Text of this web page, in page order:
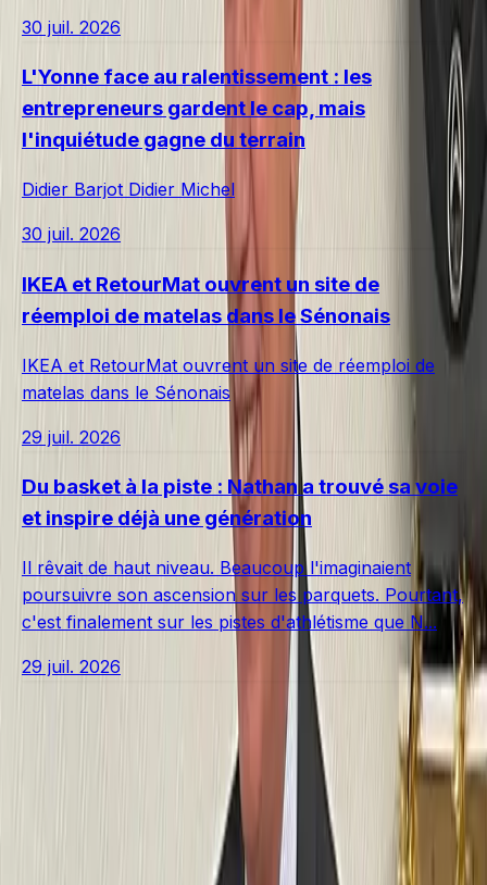
30 juil. 2026
L'Yonne face au ralentissement : les
entrepreneurs gardent le cap, mais
l'inquiétude gagne du terrain
Didier Barjot Didier Michel
30 juil. 2026
IKEA et RetourMat ouvrent un site de
réemploi de matelas dans le Sénonais
IKEA et RetourMat ouvrent un site de réemploi de
matelas dans le Sénonais
29 juil. 2026
Du basket à la piste : Nathan a trouvé sa voie
et inspire déjà une génération
Il rêvait de haut niveau. Beaucoup l'imaginaient
poursuivre son ascension sur les parquets. Pourtant,
c'est finalement sur les pistes d'athlétisme que N...
29 juil. 2026